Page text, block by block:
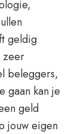
geldig
zeer
beleggers,
gaan kan je
geld
jouw eigen